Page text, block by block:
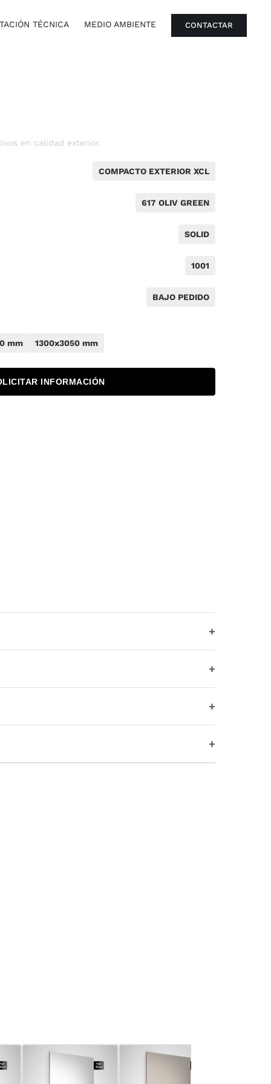
TÉCNICA MEDIO AMBIENTE CONTACTAR
en calidad exterior.
COMPACTO EXTERIOR XCL
617 OLIV GREEN
SOLID
1001
BAJO PEDIDO
mm 1300x3050 mm
INFORMACIÓN